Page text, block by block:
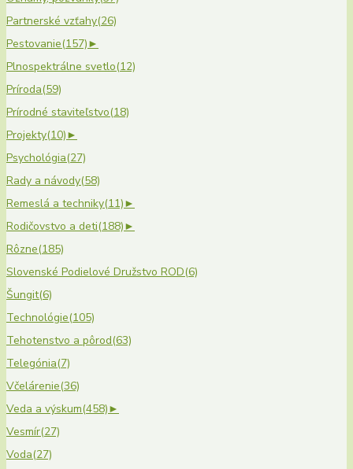
Partnerské vzťahy(26)
Pestovanie(157)►
Plnospektrálne svetlo(12)
Príroda(59)
Prírodné staviteľstvo(18)
Projekty(10)►
Psychológia(27)
Rady a návody(58)
Remeslá a techniky(11)►
Rodičovstvo a deti(188)►
Rôzne(185)
Slovenské Podielové Družstvo ROD(6)
Šungit(6)
Technológie(105)
Tehotenstvo a pôrod(63)
Telegónia(7)
Včelárenie(36)
Veda a výskum(458)►
Vesmír(27)
Voda(27)